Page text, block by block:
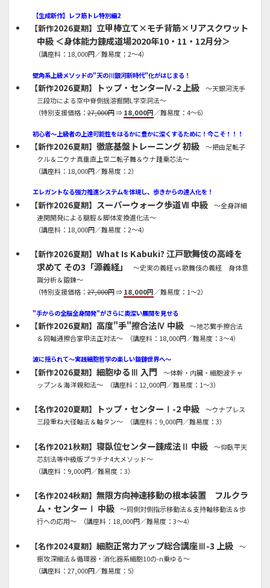
【生成新作】レフ筋トレ特別編2
【新作2026夏期】 立甲棒立て×モチ背筋×リアスクワット
中級 ＜身体能力錬成道場2020年10・11・12月分＞
（講座料：18,000円／難易度：2～4）
壁角系上級メソッドの"天の川銀河新時代"化がはじまる！
【新作2026夏期】 トップ・センターⅣ-2 上級
～天銀河洗手
三段功による空中脊側揺溶掘開L字空洞法～
（特別支援価格：27,000円⇒18,000円／難易度：4～6）
初心者～上級者の上達可能性をはるかに豊かに深くするために！今こそ！！！
【新作2026夏期】徹底基盤トレーニング 初級
～把由足転子
クル＆二ウナ真垂直上空二転子舞＆ウナ踵乗芯法～
（講座料：18,000円／難易度：2）
エレガントなる強力推進システムを体現し、歩きからの達人化を！
【新作2026夏期】 スーパーウォーク歩道Ⅶ 中級
～全身詳細
連関開発による腿脛＆脚体変換進化法～
（講座料：18,000円／難易度：2～4）
【新作2026夏期】What Is Kabuki? 江戸歌舞伎の高峰を
求めて その3「源義経」
～史実の義経 vs 歌舞伎の義経 身体意
識分析＆鍛錬～
（特別支援価格：27,000円⇒18,000円／難易度：1～2）
"手からの全脳全身開発"がさらに奥深い展開を見せる
【新作2026夏期】高度"手"擦合法Ⅳ 中級
～地芯繋手擦合法
＆同軸通擦合掌甲法正対法～
（講座料：18,000円／難易度：3～4）
波に揺られて～実践細胞哲学の楽しい鍛錬世界へ～
【新作2026夏期】細胞ゆるⅢ 入門
～体幹・内臓・細胞波チャ
ップン＆海洋親和法～
（講座料：12,000円／難易度：1～3）
【名作2020夏期】 トップ・センターⅠ-2 中級
～ウナプレス
三段重ね大径軸法＆軸タン～
（講座料：9,000円／難易度：3）
【名作2021秋期】寝臥位センター錬成法Ⅱ 中級
～仰臥平天
芯刻法等中級版プラチナ4大メソッド～
（講座料：9,000円／難易度：3）
【名作2024秋期】無限方向神速移動の根本装置 フルクラ
ム・センターⅠ 中級 ～同側対側指示移動法＆支持軸移動法＆歩
行への応用～
（講座料：18,000円／難易度：3～4）
【名作2024夏期】細胞正常力アップ総合講座Ⅲ-3 上級
～
振攻深細法＆循環器・消化器系細胞10の-n乗ゆる～
（講座料：27,000円／難易度：5）